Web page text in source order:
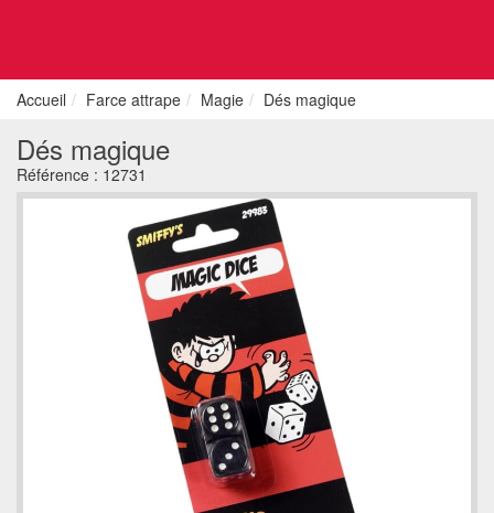
Accueil Farce attrape Magie Dés magique
Dés magique
Référence : 12731